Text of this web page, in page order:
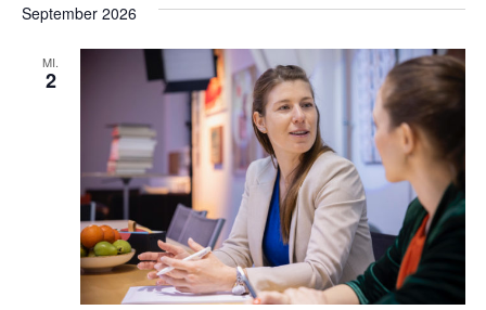
September 2026
MI.
2